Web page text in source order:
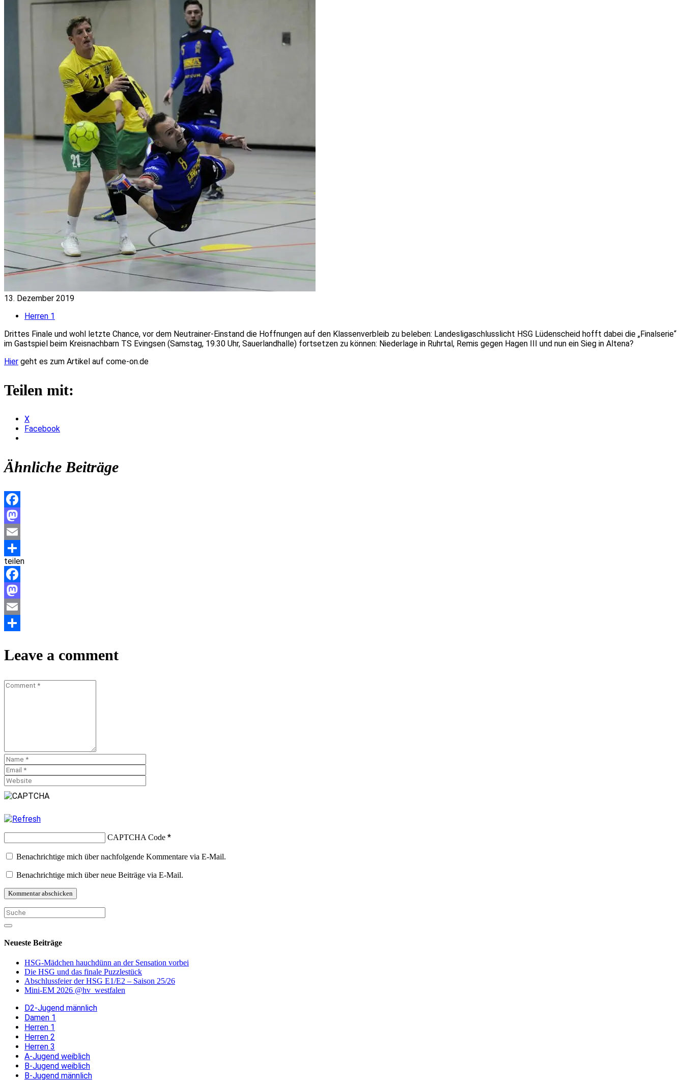
13. Dezember 2019
Herren 1
Drittes Finale und wohl letzte Chance, vor dem Neutrainer-Einstand die Hoffnungen auf den Klassenverbleib zu beleben: Landesligaschlusslicht HSG Lüdenscheid hofft dabei die „Finalserie“
im Gastspiel beim Kreisnachbarn TS Evingsen (Samstag, 19.30 Uhr, Sauerlandhalle) fortsetzen zu können: Niederlage in Ruhrtal, Remis gegen Hagen III und nun ein Sieg in Altena?
Hier geht es zum Artikel auf come-on.de
Teilen mit:
X
Facebook
Ähnliche Beiträge
Facebook
Mastodon
Email
Teilen
teilen
Facebook
Mastodon
Email
Leave a comment
CAPTCHA Code *
Benachrichtige mich über nachfolgende Kommentare via E-Mail.
Benachrichtige mich über neue Beiträge via E-Mail.
Neueste Beiträge
HSG-Mädchen hauchdünn an der Sensation vorbei
Die HSG und das finale Puzzlestück
Abschlussfeier der HSG E1/E2 – Saison 25/26
Mini-EM 2026 @hv_westfalen
D2-Jugend männlich
Damen 1
Herren 1
Herren 2
Herren 3
A-Jugend weiblich
B-Jugend weiblich
B-Jugend männlich